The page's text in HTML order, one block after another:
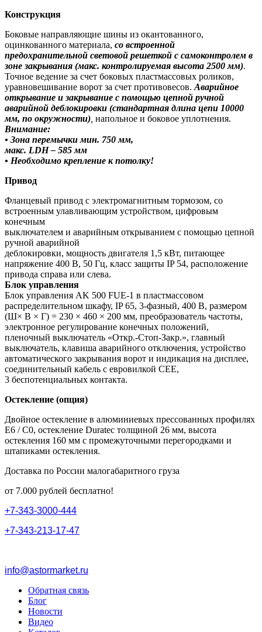
Конструкция
Боковые направляющие шины из окантованного,
оцинкованного материала, со встроенной
предохранительной световой решеткой с самоконтролем в
зоне закрывания (макс. контролируемая высота 2500 мм).
Точное ведение за счет боковых пластмассовых роликов,
уравновешивание ворот за счет противовесов. Аварийное
открывание и закрывание с помощью цепной ручной
аварийной деблокировки (стандартная длина цепи 10000
мм, по окружности) напольное и боковое уплотнения.
Внимание:
• Зона перемычки мин. 750 мм,
макс. LDH – 585 мм
• Необходимо крепление к потолку!
Привод
Фланцевый привод с электромагнитным тормозом, со
встроенным улавливающим устройством, цифровым
конечным
выключателем и аварийным открыванием с помощью цепной
ручной аварийной
деблокировки, мощность двигателя 1,5 кВт, питающее
напряжение 400 В, 50 Гц, класс защиты IP 54, расположение
привода справа или слева.
Блок управления
Блок управления AK 500 FUE-1 в пластмассовом
распределительном шкафу, IP 65, 3-фазный, 400 В, размером
(Ш× В × Г) = 230 × 460 × 200 мм, преобразователь частоты,
электронное регулирование конечных положений,
пленочный выключатель «Откр.-Стоп-Закр.», главный
выключатель, клавиша аварийного отключения, устройство
автоматического закрывания ворот и индикация на дисплее,
соединительный кабель с евровилкой CEE,
3 беспотенциальных контакта.
Остекление (опция)
Двойное остекление в алюминиевых прессованных профилях
E6 / C0, остекление Duratec толщиной 26 мм, высота
остекления 160 мм с промежуточными перегородками и
штапиками остекления.
Доставка по России малогабаритного груза
от 7.000 рублей бесплатно!
+7-343-3000-444
+7-343-213-17-47
info@astormarket.ru
Обратная связь
Блог
Новости
Видео